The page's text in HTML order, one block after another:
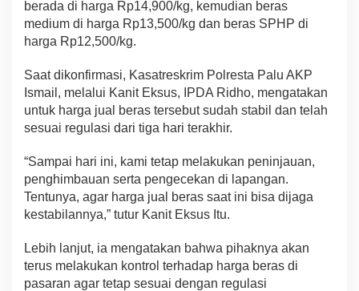
berada di harga Rp14,900/kg, kemudian beras
medium di harga Rp13,500/kg dan beras SPHP di
harga Rp12,500/kg.
Saat dikonfirmasi, Kasatreskrim Polresta Palu AKP
Ismail, melalui Kanit Eksus, IPDA Ridho, mengatakan
untuk harga jual beras tersebut sudah stabil dan telah
sesuai regulasi dari tiga hari terakhir.
“Sampai hari ini, kami tetap melakukan peninjauan,
penghimbauan serta pengecekan di lapangan.
Tentunya, agar harga jual beras saat ini bisa dijaga
kestabilannya,” tutur Kanit Eksus Itu.
Lebih lanjut, ia mengatakan bahwa pihaknya akan
terus melakukan kontrol terhadap harga beras di
pasaran agar tetap sesuai dengan regulasi